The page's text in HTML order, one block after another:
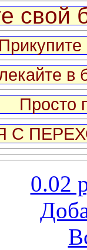
свой
в
Просто
С
0.02